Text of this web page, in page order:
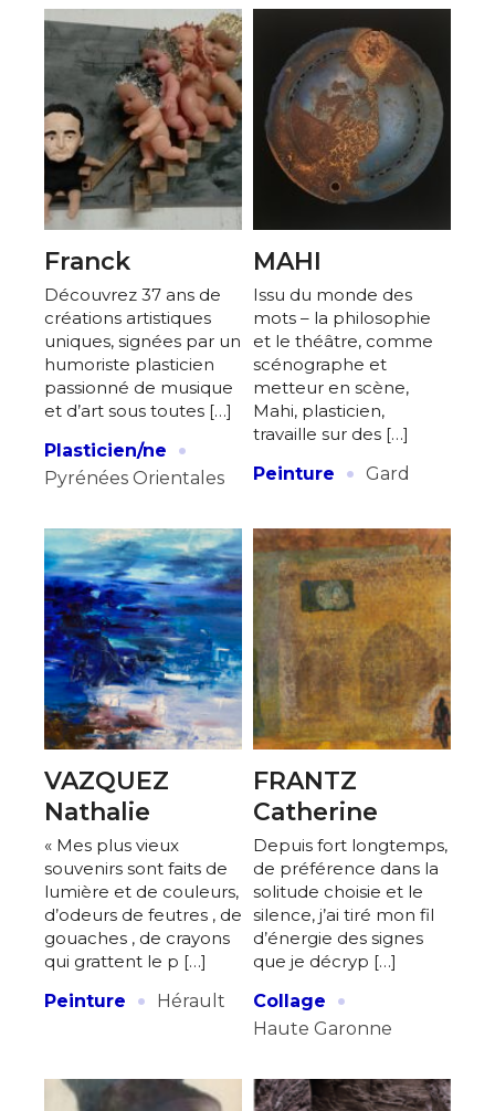
Franck
Découvrez 37 ans de
créations artistiques
uniques, signées par un
humoriste plasticien
passionné de musique
et d’art sous toutes […]
Plasticien/ne
·
Pyrénées Orientales
MAHI
Issu du monde des
mots – la philosophie
et le théâtre, comme
scénographe et
metteur en scène,
Mahi, plasticien,
travaille sur des […]
Peinture
· Gard
VAZQUEZ
Nathalie
« Mes plus vieux
souvenirs sont faits de
lumière et de couleurs,
d’odeurs de feutres , de
gouaches , de crayons
qui grattent le p […]
Peinture
· Hérault
FRANTZ
Catherine
Depuis fort longtemps,
de préférence dans la
solitude choisie et le
silence, j’ai tiré mon fil
d’énergie des signes
que je décryp […]
Collage
·
Haute Garonne